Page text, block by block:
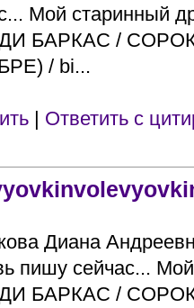
Мой старинный
БАРКАС /
/ bi...
| Ответить с
Диана
пишу сейчас...
БАРКАС /